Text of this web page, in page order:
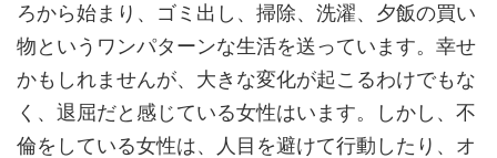
ろから始まり、ゴミ出し、掃除、洗濯、夕飯の買い
物というワンパターンな生活を送っています。幸せ
かもしれませんが、大きな変化が起こるわけでもな
く、退屈だと感じている女性はいます。しかし、不
倫をしている女性は、人目を避けて行動したり、オ